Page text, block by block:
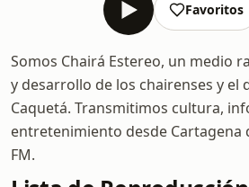
Favoritos
Somos Chairá Estereo, un medio
y desarrollo de los chairenses y el
Caquetá. Transmitimos cultura,
entretenimiento desde Cartagena
FM.